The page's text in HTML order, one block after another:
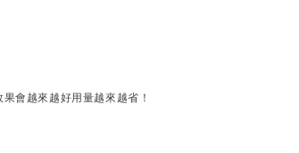
會越來越好用量越來越省！